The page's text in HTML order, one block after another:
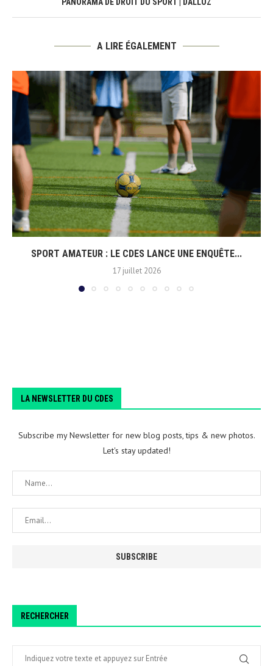
PANORAMA DE DROIT DU SPORT | DALLOZ
A LIRE ÉGALEMENT
SPORT AMATEUR : LE CDES LANCE UNE ENQUÊTE...
17 juillet 2026
LA NEWSLETTER DU CDES
Subscribe my Newsletter for new blog posts, tips & new photos.
Let's stay updated!
RECHERCHER